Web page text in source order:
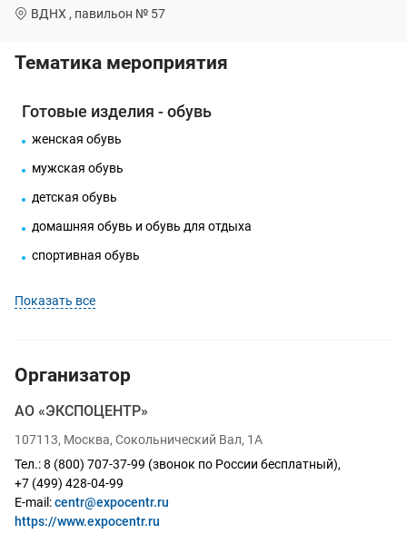
ВДНХ , павильон № 57
Тематика мероприятия
Готовые изделия - обувь
женская обувь
мужская обувь
детская обувь
домашняя обувь и обувь для отдыха
спортивная обувь
Показать все
Организатор
АО «ЭКСПОЦЕНТР»
107113, Москва, Сокольнический Вал, 1А
Тел.: 8 (800) 707-37-99 (звонок по России бесплатный),
+7 (499) 428-04-99
E-mail :centr@expocentr.ru
https://www.expocentr.ru